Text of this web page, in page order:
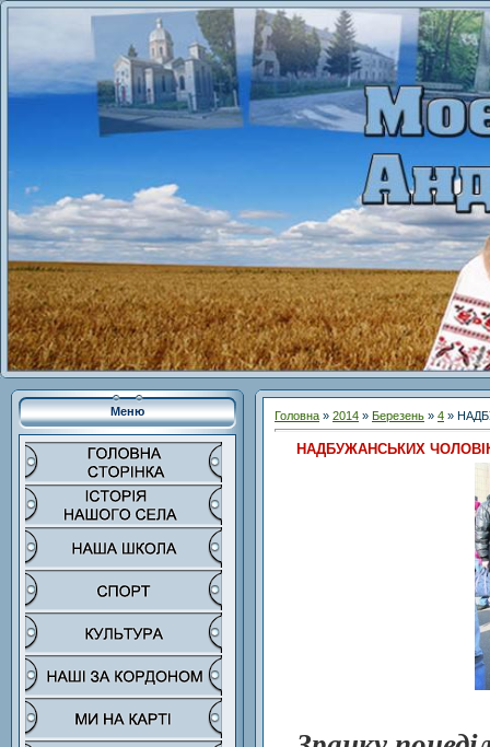
Меню Головна » 2014 » Березень » 4 »
НАДБУЖАНСЬКИХ